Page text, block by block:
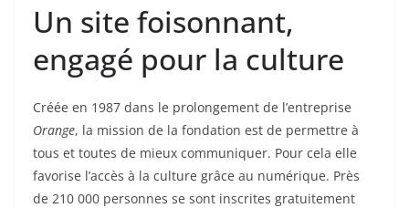
Un site foisonnant,
engagé pour la culture
Créée en 1987 dans le prolongement de l’entreprise
Orange, la mission de la fondation est de permettre à
tous et toutes de mieux communiquer. Pour cela elle
favorise l’accès à la culture grâce au numérique. Près
de 210 000 personnes se sont inscrites gratuitement